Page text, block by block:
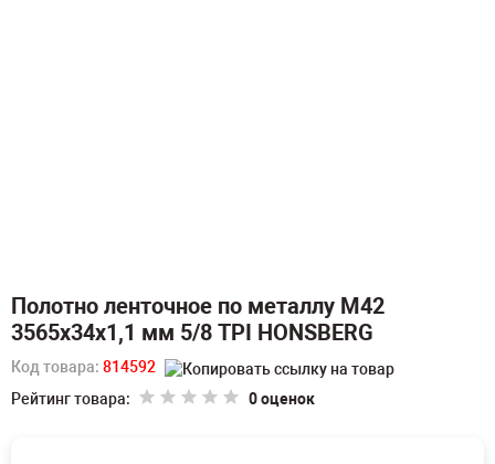
Полотно ленточное по металлу M42
3565х34х1,1 мм 5/8 TPI HONSBERG
Код товара: 814592
Рейтинг товара:
0 оценок